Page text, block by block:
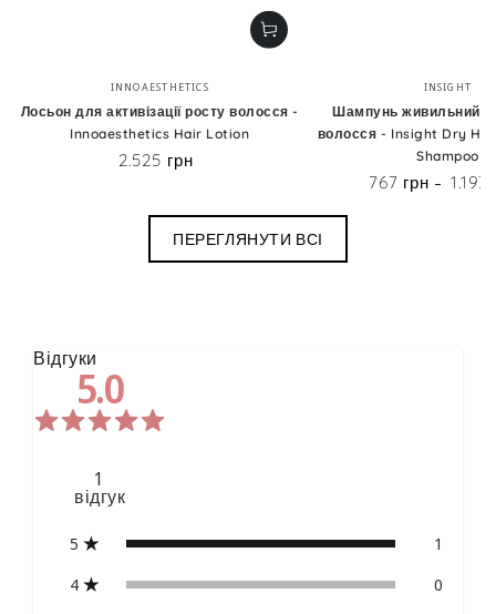
Бренд:
INNOAESTHETICS
Лосьон для активізації росту волосся -
Innoaesthetics Hair Lotion
Ціна
2.525 грн
INSIGHT
Шампунь живильний
волосся - Insight Dry
Shampoo
Ціна
767 грн 1.193
ПЕРЕГЛЯНУТИ ВСІ
Відгуки
5.0
1
відгук
5
1
4
0